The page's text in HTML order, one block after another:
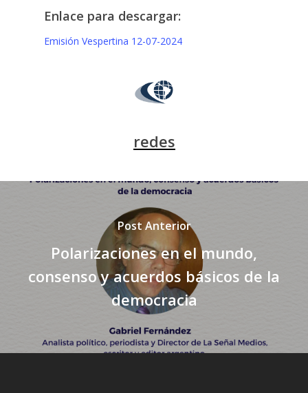
Enlace para descargar:
Emisión Vespertina 12-07-2024
redes
Post Anterior
Polarizaciones en el mundo,
consenso y acuerdos básicos de la
democracia